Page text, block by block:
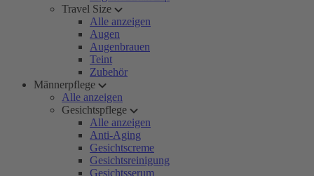
Travel Size
Alle anzeigen
Augen
Augenbrauen
Teint
Zubehör
Männerpflege
Alle anzeigen
Gesichtspflege
Alle anzeigen
Anti-Aging
Gesichtscreme
Gesichtsreinigung
Gesichtsserum